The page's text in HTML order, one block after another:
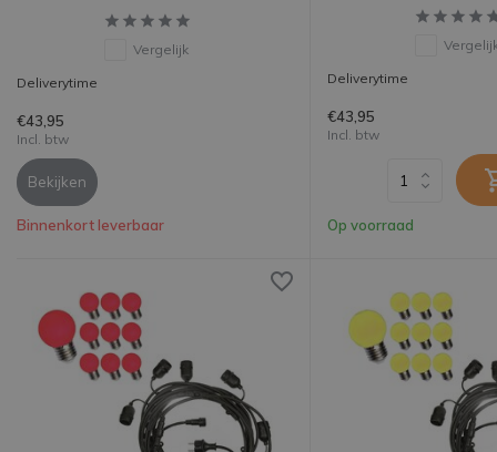
Vergelijk
Deliverytime
€43,95
Incl. btw
Bekijken
Binnenkort leverbaar
Deliverytime
€43,95
Incl. btw
Op voorraad